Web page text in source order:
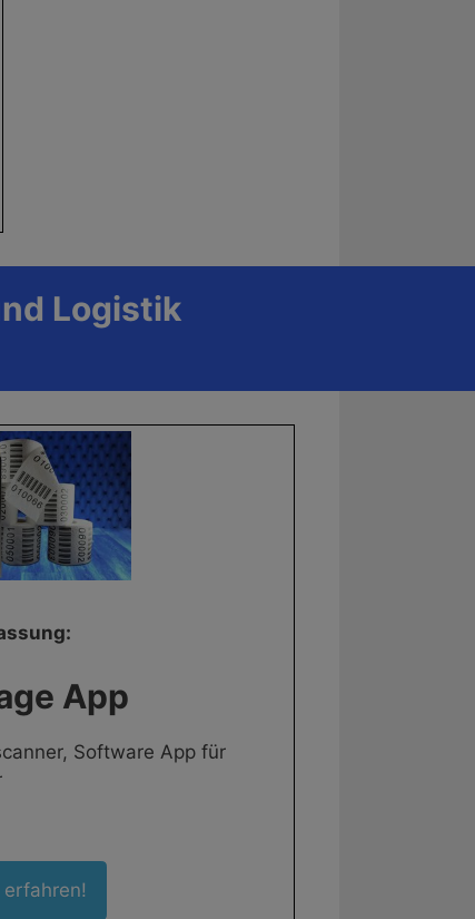
Logistik
App
Software App für
erfahren!